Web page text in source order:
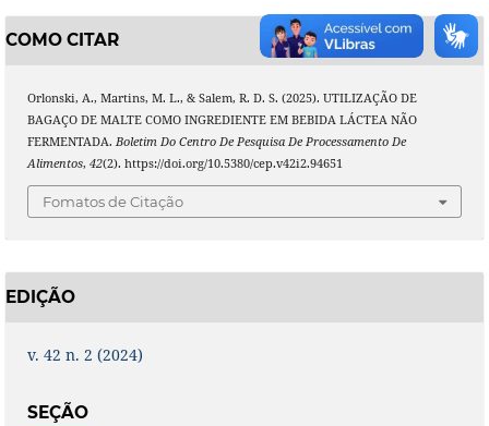
COMO CITAR
Orlonski, A., Martins, M. L., & Salem, R. D. S. (2025). UTILIZAÇÃO DE
BAGAÇO DE MALTE COMO INGREDIENTE EM BEBIDA LÁCTEA NÃO
FERMENTADA. Boletim Do Centro De Pesquisa De Processamento De
Alimentos, 42(2). https://doi.org/10.5380/cep.v42i2.94651
Fomatos de Citação
EDIÇÃO
v. 42 n. 2 (2024)
SEÇÃO